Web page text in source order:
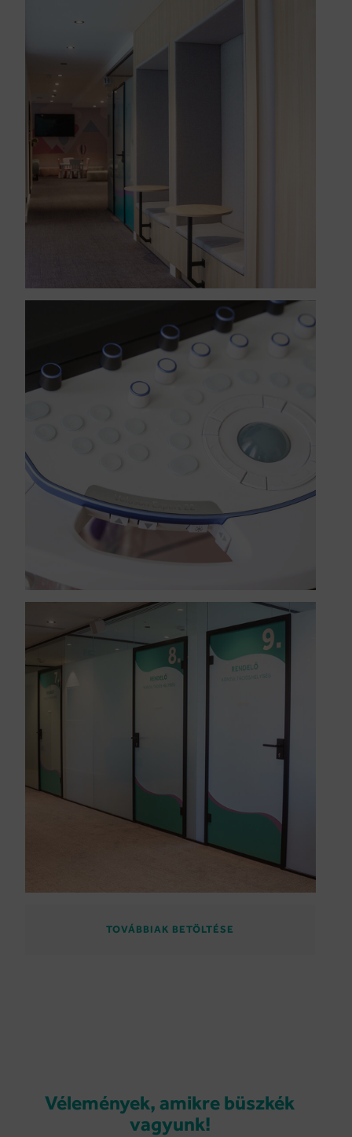
TOVÁBBIAK BETÖLTÉSE
Vélemények, amikre büszkék
vagyunk!